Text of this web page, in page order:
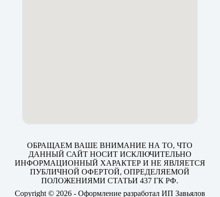
ОБРАЩАЕМ ВАШЕ ВНИМАНИЕ НА ТО, ЧТО
ДАННЫЙ САЙТ НОСИТ ИСКЛЮЧИТЕЛЬНО
ИНФОРМАЦИОННЫЙ ХАРАКТЕР И НЕ ЯВЛЯЕТСЯ
ПУБЛИЧНОЙ ОФЕРТОЙ, ОПРЕДЕЛЯЕМОЙ
ПОЛОЖЕНИЯМИ СТАТЬИ 437 ГК РФ.
Copyright © 2026 - Оформление разработал ИП Завьялов